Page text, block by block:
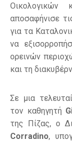
Οικολογικών
αποσαφήνισε
για τα
να
ορεινών
και τη
Σε μια
τον καθηγητή
της Πίζας, ο
Corradino,